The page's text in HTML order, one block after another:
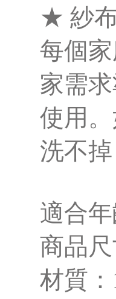
★ 紗
每個
家需
使用
洗不
適合
商品
材質